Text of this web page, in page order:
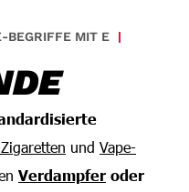
BEGRIFFE MIT E
und Vape-
Verdampfer oder